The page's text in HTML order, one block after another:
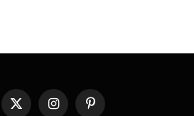
X InstagramPinterest